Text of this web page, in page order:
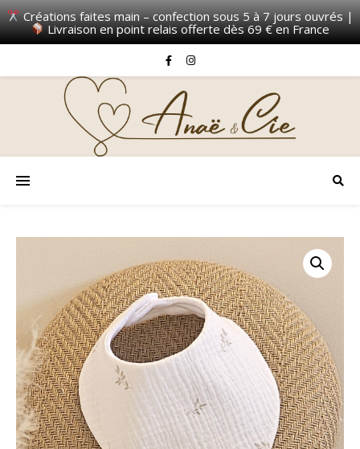
Créations faites main – confection sous 5 à 7 jours ouvrés |
Livraison en point relais offerte dès 69 € en France